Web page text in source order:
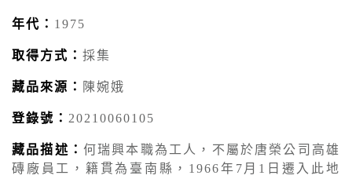
年代： 1975
取得方式： 採集
藏品來源： 陳婉娥
登錄號： 20210060105
藏品描述： 何瑞興本職為工人，不屬於唐榮公司高雄
磚廠員工，籍貫為臺南縣，1966年7月1日遷入此地